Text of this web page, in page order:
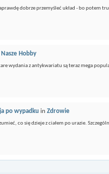
dobrze przemyśleć układ - bo potem
Nasze Hobby
wydania z antykwariatu są teraz mega
po wypadku in Zdrowie
co się dzieje z ciałem po urazie.